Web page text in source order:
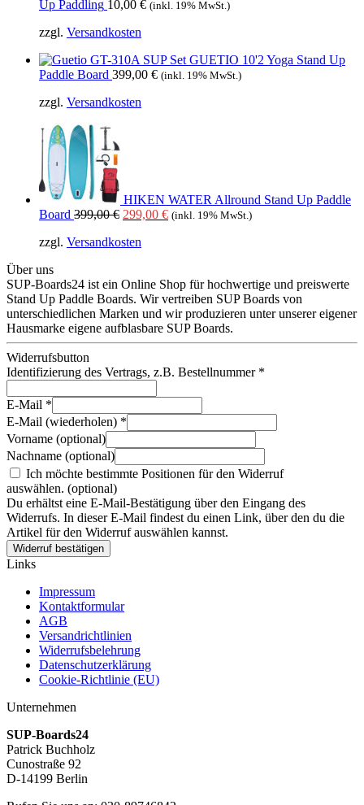
Up Paddling 10,00 € (inkl. 19% MwSt.)
zzgl. Versandkosten
GUETIO 10'2 Yoga Stand Up
Paddle Board 399,00 € (inkl. 19% MwSt.)
zzgl. Versandkosten
HIKEN WATER Allround Stand Up Paddle
Board 399,00€ Ursprünglicher
war:
299,00 €Aktueller
(inkl. 19% MwSt.)
zzgl. Versandkosten
Über uns
SUP-Boards24 ist ein Online Shop für hochwertige und preiswerte
Stand Up Paddle Boards. Wir vertreiben SUP Boards von
unterschiedlichen Marken und wir produzieren unter unserer eigener
Hausmarke eigene aufblasbare SUP Boards.
Widerrufsbutton
Identifizierung des Vertrags, z.B. Bestellnummer *
E-Mail *
E-Mail (wiederholen) *
Vorname (optional)
Nachname (optional)
Ich möchte bestimmte Positionen für den Widerruf
auswählen. (optional)
Du erhältst eine E-Mail-Bestätigung über den Eingang des
Widerrufs. In dieser E-Mail findest du einen Link, über den du die
Artikel für den Widerruf auswählen kannst.
Widerruf bestätigen
Links
Impressum
Kontaktformular
AGB
Versandrichtlinien
Widerrufsbelehrung
Datenschutzerklärung
Cookie-Richtlinie (EU)
Unternehmen
SUP-Boards24
Patrick Buchholz
Cunostraße 92
D-14199 Berlin